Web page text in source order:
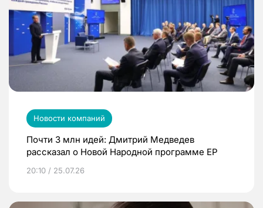
Новости компаний
Почти 3 млн идей: Дмитрий Медведев
рассказал о Новой Народной программе ЕР
20:10 / 25.07.26